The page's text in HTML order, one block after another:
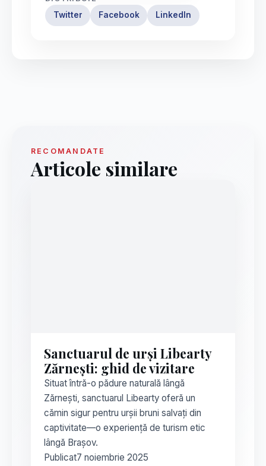
Twitter Facebook LinkedIn
RECOMANDATE
Articole similare
Sanctuarul de urși Libearty
Zărnești: ghid de vizitare
Situat întră-o pădure naturală lângă
Zărnești, sanctuarul Libearty oferă un
cămin sigur pentru urșii bruni salvați din
captivitate—o experiență de turism etic
lângă Brașov.
Publicat7 noiembrie 2025